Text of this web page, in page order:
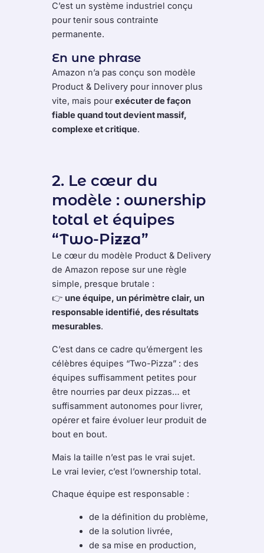
C’est un système industriel conçu
pour tenir sous contrainte
permanente.
En une phrase
Amazon n’a pas conçu son modèle
Product & Delivery pour innover plus
vite, mais pourexécuter de façon
fiable quand tout devient massif,
complexe et critique.
2. Le cœur du
modèle : ownership
total et équipes
“Two-Pizza”
Le cœur du modèle Product & Delivery
de Amazon repose sur une règle
simple, presque brutale :
👉 une équipe, un périmètre clair, un
responsable identifié, des résultats
mesurables.
C’est dans ce cadre qu’émergent les
célèbres équipes “Two-Pizza” : des
équipes suffisamment petites pour
être nourries par deux pizzas… et
suffisamment autonomes pour livrer,
opérer et faire évoluer leur produit de
bout en bout.
Mais la taille n’est pas le vrai sujet.
Le vrai levier, c’est l’ownership total.
Chaque équipe est responsable :
de la définition du problème,
de la solution livrée,
de sa mise en production,